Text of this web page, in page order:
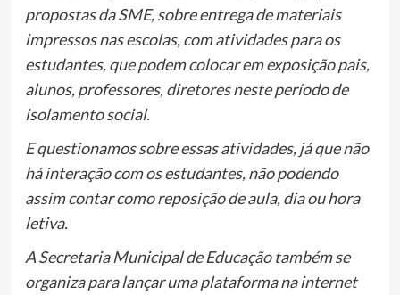
propostas da SME, sobre entrega de materiais
impressos nas escolas, com atividades para os
estudantes, que podem colocar em exposição pais,
alunos, professores, diretores neste período de
isolamento social.
E questionamos sobre essas atividades, já que não
há interação com os estudantes, não podendo
assim contar como reposição de aula, dia ou hora
letiva.
A Secretaria Municipal de Educação também se
organiza para lançar uma plataforma na internet